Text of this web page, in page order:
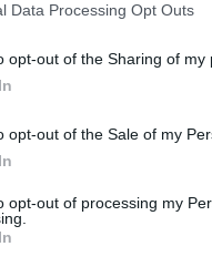
Data Processing Opt Outs
opt-out of the Sharing of my
opt-out of the Sale of my
opt-out of processing my
–
ábrázol.
idegen
kemény,
ablakon át
ennek a
a legtöbb
nehéz a
– nyilatkozta egy